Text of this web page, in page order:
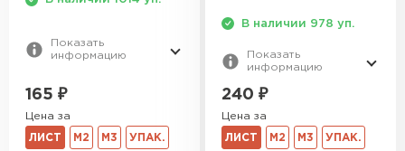
Показать
информацию
165 ₽
Цена за
ЛИСТ М2 М3 УПАК.
В наличии 978 уп.
Показать
информацию
240 ₽
Цена за
ЛИСТ М2 М3 УПАК.